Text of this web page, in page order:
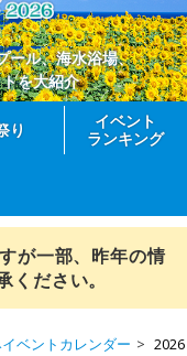
ール、海水浴場、
を大紹介
り
イベント
ランキング
が一部、昨年の情
ださい。
ベントカレンダー